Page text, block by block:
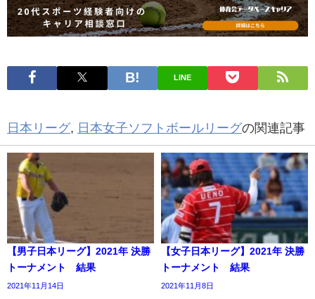
LINE
日本リーグ, 日本女子ソフトボールリーグの関連記事
【男子日本リーグ】2021年 決勝
トーナメント 結果
2021年11月14日
【女子日本リーグ】2021年 決勝
トーナメント 結果
2021年11月8日